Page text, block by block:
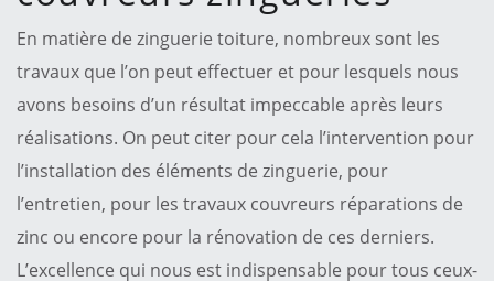
En matière de zinguerie toiture, nombreux sont les
travaux que l’on peut effectuer et pour lesquels nous
avons besoins d’un résultat impeccable après leurs
réalisations. On peut citer pour cela l’intervention pour
l’installation des éléments de zinguerie, pour
l’entretien, pour les travaux couvreurs réparations de
zinc ou encore pour la rénovation de ces derniers.
L’excellence qui nous est indispensable pour tous ceux-